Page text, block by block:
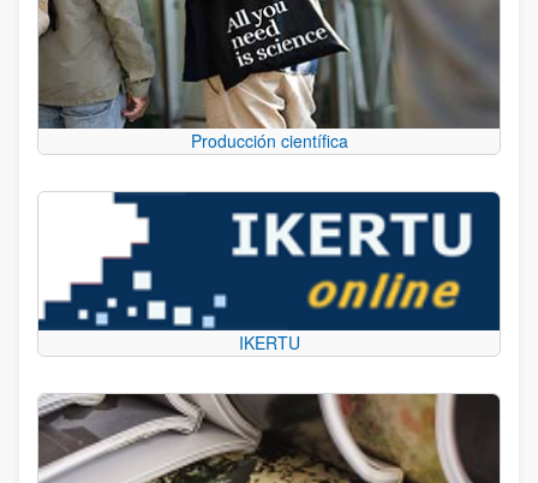
Producción científica
IKERTU